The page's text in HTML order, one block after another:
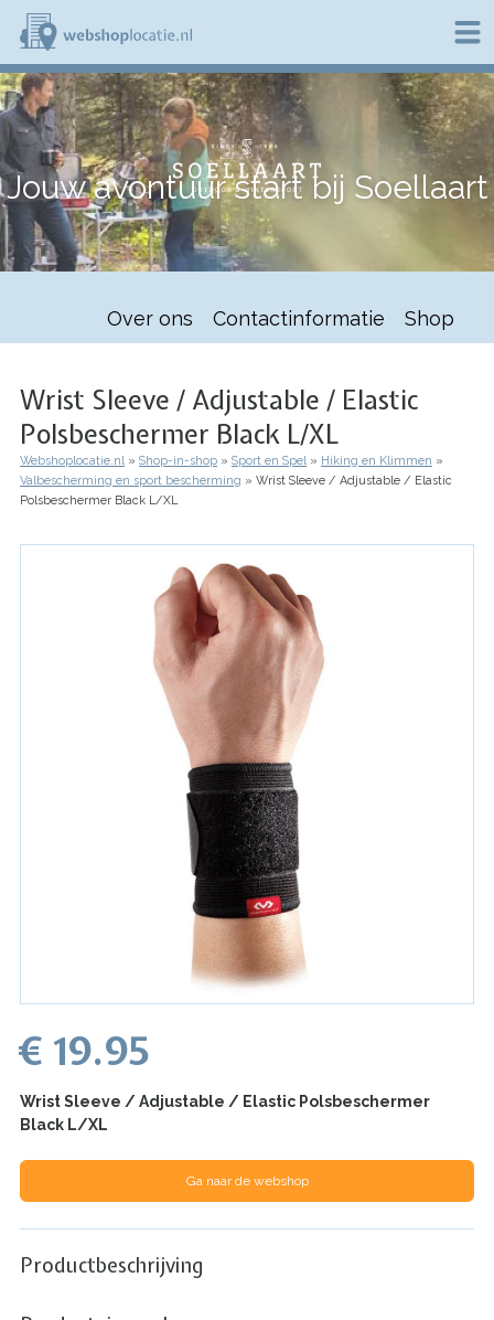
Overslaan
naar
de
inhoud
gaan
W
e
b
o
p
c
l
Jouw avontuur start bij Soellaart
Over ons Contactinformatie Shop
Wrist Sleeve / Adjustable / Elastic
Polsbeschermer Black L/XL
Kruimelpad
Webshoplocatie.nl Shop-in-shop Sport en Spel
Hiking en Klimmen
Valbescherming en sport bescherming
Wrist Sleeve / Adjustable / Elastic
Polsbeschermer Black L/XL
€ 19.95
Wrist Sleeve / Adjustable / Elastic Polsbeschermer
Black L/XL
Ga naar de webshop
Productbeschrijving